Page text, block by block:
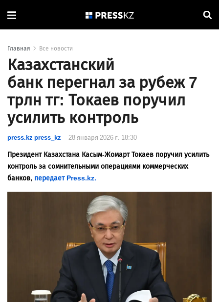
Главная Все новости
Казахстанский
банк перегнал за рубеж 7
трлн тг: Токаев поручил
усилить контроль
press.kz press_kz 28 января 2026 г. 18:30
Президент Казахстана Касым-Жомарт Токаев поручил усилить
контроль за сомнительными операциями коммерческих
банков, передает Press.kz.